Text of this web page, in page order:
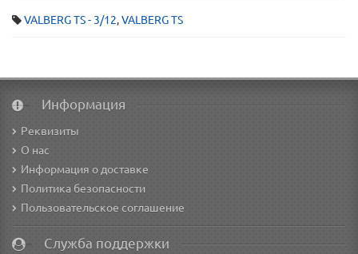
VALBERG TS - 3/12,VALBERG TS
Информация
Реквизиты
О нас
Информация о доставке
Политика безопасности
Пользовательское соглашение
Служба поддержки